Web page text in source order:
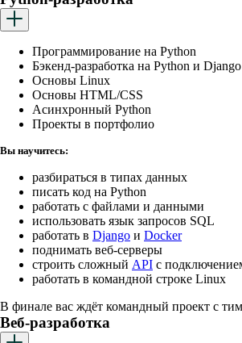
Программирование на Python
Бэкенд-разработка на Python и Django
Основы Linux
Основы HTML/CSS
Асинхронный Python
Проекты в портфолио
Вы научитесь:
разбираться в типах данных
писать код на Python
работать с файлами и данными
использовать язык запросов SQL
работать в Django и Docker
поднимать веб-серверы
строить сложный API с
работать в командной строке Linux
В финале вас ждёт командный проект с
Веб-разработка